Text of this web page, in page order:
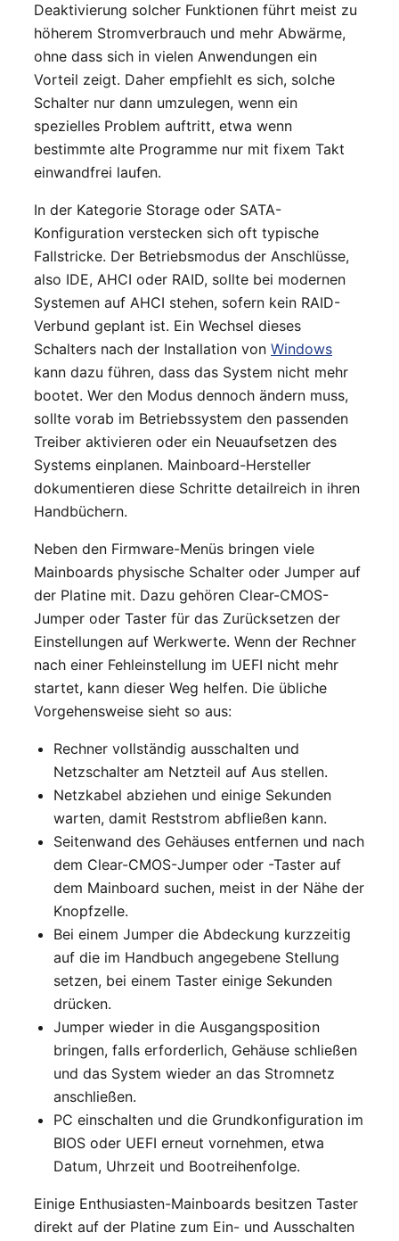
Deaktivierung solcher Funktionen führt meist zu
höherem Stromverbrauch und mehr Abwärme,
ohne dass sich in vielen Anwendungen ein
Vorteil zeigt. Daher empfiehlt es sich, solche
Schalter nur dann umzulegen, wenn ein
spezielles Problem auftritt, etwa wenn
bestimmte alte Programme nur mit fixem Takt
einwandfrei laufen.
In der Kategorie Storage oder SATA-
Konfiguration verstecken sich oft typische
Fallstricke. Der Betriebsmodus der Anschlüsse,
also IDE, AHCI oder RAID, sollte bei modernen
Systemen auf AHCI stehen, sofern kein RAID-
Verbund geplant ist. Ein Wechsel dieses
Schalters nach der Installation von Windows
kann dazu führen, dass das System nicht mehr
bootet. Wer den Modus dennoch ändern muss,
sollte vorab im Betriebssystem den passenden
Treiber aktivieren oder ein Neuaufsetzen des
Systems einplanen. Mainboard-Hersteller
dokumentieren diese Schritte detailreich in ihren
Handbüchern.
Neben den Firmware-Menüs bringen viele
Mainboards physische Schalter oder Jumper auf
der Platine mit. Dazu gehören Clear-CMOS-
Jumper oder Taster für das Zurücksetzen der
Einstellungen auf Werkwerte. Wenn der Rechner
nach einer Fehleinstellung im UEFI nicht mehr
startet, kann dieser Weg helfen. Die übliche
Vorgehensweise sieht so aus:
Rechner vollständig ausschalten und
Netzschalter am Netzteil auf Aus stellen.
Netzkabel abziehen und einige Sekunden
warten, damit Reststrom abfließen kann.
Seitenwand des Gehäuses entfernen und nach
dem Clear-CMOS-Jumper oder -Taster auf
dem Mainboard suchen, meist in der Nähe der
Knopfzelle.
Bei einem Jumper die Abdeckung kurzzeitig
auf die im Handbuch angegebene Stellung
setzen, bei einem Taster einige Sekunden
drücken.
Jumper wieder in die Ausgangsposition
bringen, falls erforderlich, Gehäuse schließen
und das System wieder an das Stromnetz
anschließen.
PC einschalten und die Grundkonfiguration im
BIOS oder UEFI erneut vornehmen, etwa
Datum, Uhrzeit und Bootreihenfolge.
Einige Enthusiasten-Mainboards besitzen Taster
direkt auf der Platine zum Ein- und Ausschalten